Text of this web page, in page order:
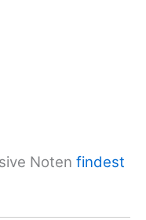
Noten findest